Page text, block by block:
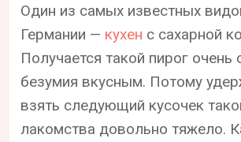
Один из самых известных
Германии — кухен с сахарной
Получается такой пирог
безумия вкусным. Потому
взять следующий кусочек
лакомства довольно тяжело.